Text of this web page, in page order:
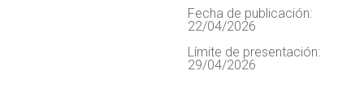
Fecha de publicación:
22/04/2026
Límite de presentación:
29/04/2026